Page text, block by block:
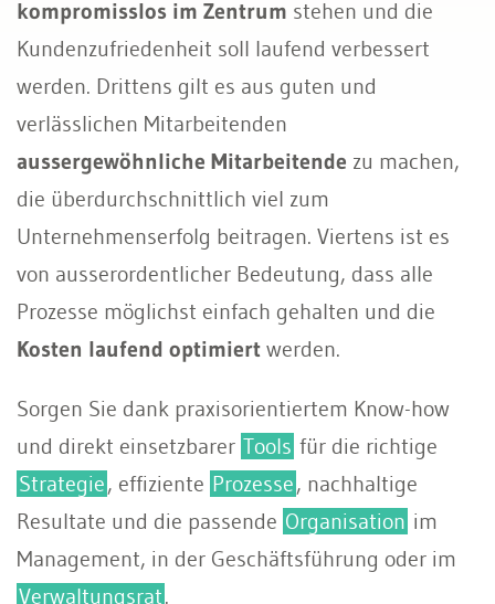
kompromisslos im Zentrum stehen und die
Kundenzufriedenheit soll laufend verbessert
werden. Drittens gilt es aus guten und
verlässlichen Mitarbeitenden
aussergewöhnliche Mitarbeitende zu machen,
die überdurchschnittlich viel zum
Unternehmenserfolg beitragen. Viertens ist es
von ausserordentlicher Bedeutung, dass alle
Prozesse möglichst einfach gehalten und die
Kosten laufend optimiert werden.
Sorgen Sie dank praxisorientiertem Know-how
und direkt einsetzbarer Tools für die richtige
Strategie, effiziente Prozesse, nachhaltige
Resultate und die passende Organisation im
Management, in der Geschäftsführung oder im
Verwaltungsrat.